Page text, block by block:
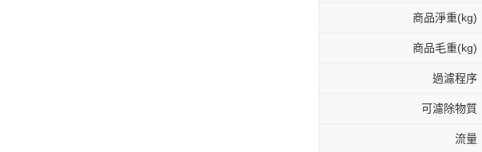
商品淨重(kg)
商品毛重(kg)
過濾程序
可濾除物質
流量